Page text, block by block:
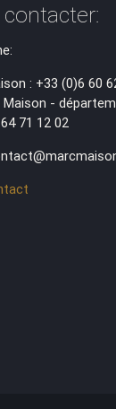
: +33 (0)6 60
Maison -
71 12 02